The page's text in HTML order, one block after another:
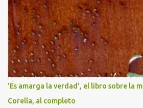
'Es amarga la verdad', el libro sobre la
Corella, al completo